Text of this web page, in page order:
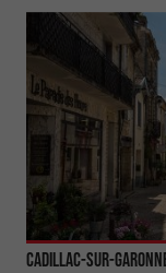
Cadillac-sur-